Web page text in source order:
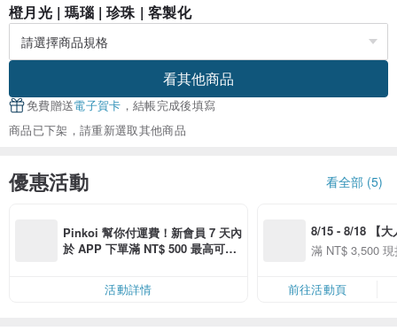
橙月光 | 瑪瑙 | 珍珠 | 客製化
看其他商品
免費贈送電子賀卡 ，結帳完成後填寫
商品已下架，請重新選取其他商品
優惠活動 看全部 (5)
Pinkoi 幫你付運費！新會員 7 天內
於 APP 下單滿 NT$ 500 最高可折
活動詳情
8/15 - 8/18 【大
季】滿
50
滿 NT$ 3,500
前往活動頁